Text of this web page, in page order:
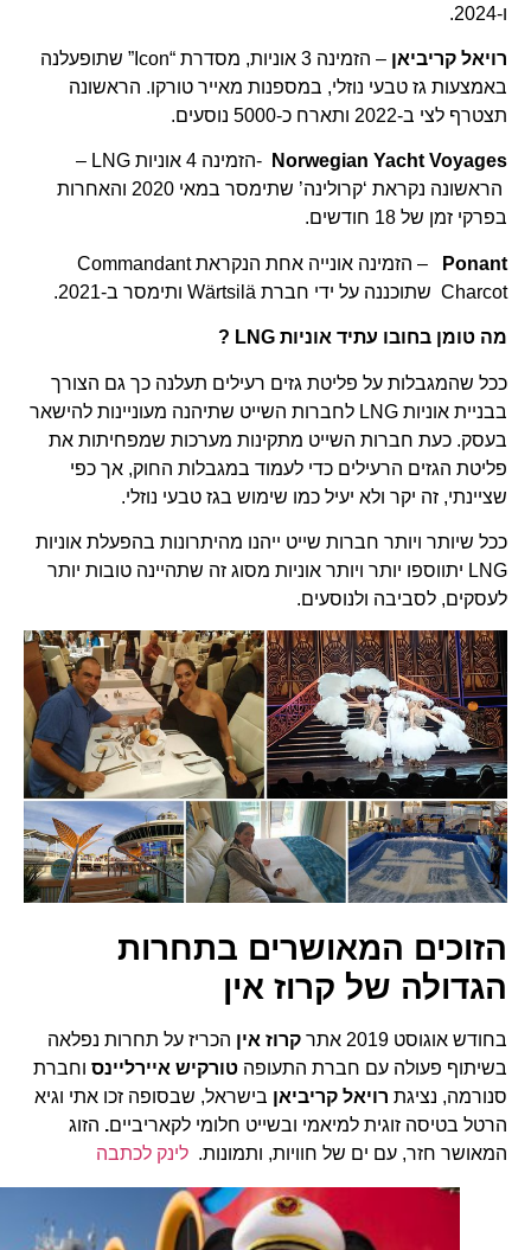
רויאל קריביאן
– הזמינה 3 אוניות, מסדרת “Icon” שתופעלנה
באמצעות גז טבעי נוזלי, במספנות מאייר טורקו. הראשונה
תצטרף לצי ב-2022 ותארח כ-5000 נוסעים.
Norwegian Yacht Voyages
-הזמינה 4 אוניות LNG –
הראשונה נקראת ‘קרולינה’ שתימסר במאי 2020 והאחרות
בפרקי זמן של 18 חודשים.
Ponant
– הזמינה אונייה אחת הנקראת Commandant
Charcot שתוכננה על ידי חברת Wärtsilä ותימסר ב-2021.
מה טומן בחובו עתיד אוניות LNG ?
ככל שהמגבלות על פליטת גזים רעילים תעלנה כך גם הצורך
בבניית אוניות LNG לחברות השייט שתיהנה מעוניינות להישאר
בעסק. כעת חברות השייט מתקינות מערכות שמפחיתות את
פליטת הגזים הרעילים כדי לעמוד במגבלות החוק, אך כפי
שציינתי, זה יקר ולא יעיל כמו שימוש בגז טבעי נוזלי.
ככל שיותר ויותר חברות שייט ייהנו מהיתרונות בהפעלת אוניות
LNG יתווספו יותר ויותר אוניות מסוג זה שתהיינה טובות יותר
לעסקים, לסביבה ולנוסעים.
הזוכים המאושרים בתחרות
הגדולה של קרוז אין
בחודש אוגוסט 2019 אתר קרוז אין הכריז על תחרות נפלאה
בשיתוף פעולה עם חברת התעופהטורקיש איירליינסוחברת
סנורמה, נציגתרויאל קריביאןבישראל, שבסופה זכו אתי וגיא
הרטל בטיסה זוגית למיאמי ובשייט חלומי לקאריביים.הזוג
המאושר חזר, עם ים של חוויות, ותמונות.לינק לכתבה